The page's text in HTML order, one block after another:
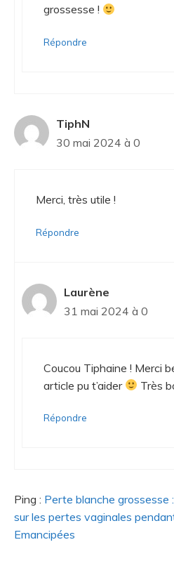
grossesse !
Répondre
TiphN
30 mai 2024 à 0
Merci, très utile !
Répondre
Laurène
31 mai 2024 à 0
Coucou Tiphaine ! Merci
article pu t’aider
Très
Répondre
Ping : Perte blanche grossesse
sur les pertes vaginales
Emancipées